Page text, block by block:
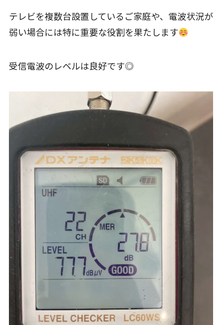
テレビを複数台設置しているご家庭や、電波状況が
弱い場合には特に重要な役割を果たします
受信電波のレベルは良好です◎